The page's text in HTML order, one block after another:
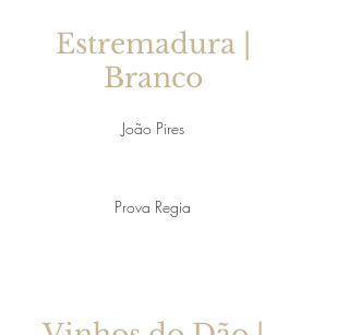
Estremadura |
Branco
João Pires
Prova Regia